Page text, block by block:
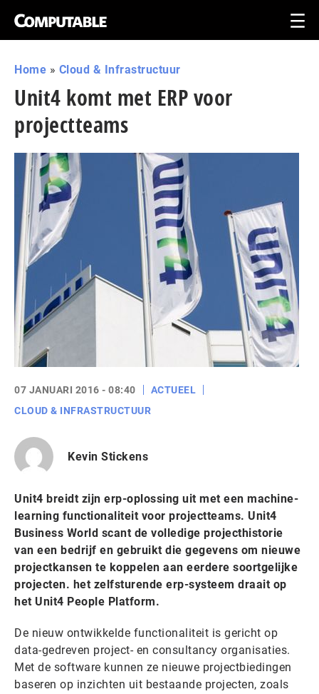
Home » Cloud & Infrastructuur
Unit4 komt met ERP voor
projectteams
07 JANUARI 2016 - 08:40
ACTUEEL
CLOUD & INFRASTRUCTUUR
Kevin Stickens
Unit4 breidt zijn erp-oplossing uit met een machine-
learning functionaliteit voor projectteams. Unit4
Business World scant de volledige projecthistorie
van een bedrijf en gebruikt die gegevens om nieuwe
projectkansen te koppelen aan eerdere soortgelijke
projecten. het zelfsturende erp-systeem draait op
het Unit4 People Platform.
De nieuw ontwikkelde functionaliteit is gericht op
data-gedreven project- en consultancy organisaties.
Met de software kunnen ze nieuwe projectbiedingen
baseren op inzichten uit bestaande projecten, zoals